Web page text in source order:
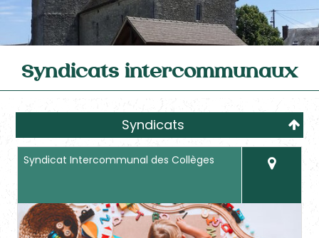
Syndicats intercommunaux
Syndicats
Syndicat Intercommunal des Collèges